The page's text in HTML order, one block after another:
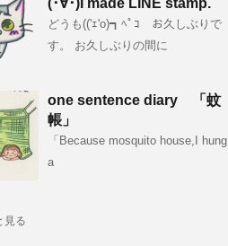
(･∀･)I made LINE stamp.
どうも(('ｪ'o)┓ﾍﾟｺ お久しぶりで
す。 お久しぶりの間に
one sentence diary 「蚊
帳」
「Because mosquito house,I hung
a
見る